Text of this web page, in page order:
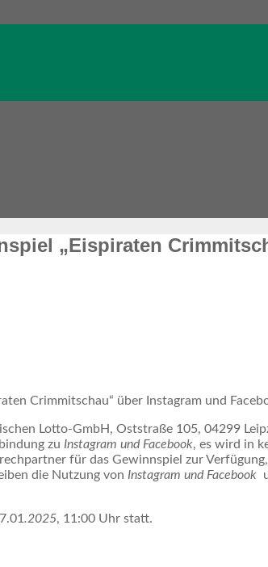
„Eispiraten
Crimmitschau“ über Instagram und
Lotto-GmbH, Oststraße 105, 04299
zu Instagram und Facebook, es wird in
für das Gewinnspiel zur
die Nutzung von Instagram und Facebook
.2025, 11:00 Uhr statt.